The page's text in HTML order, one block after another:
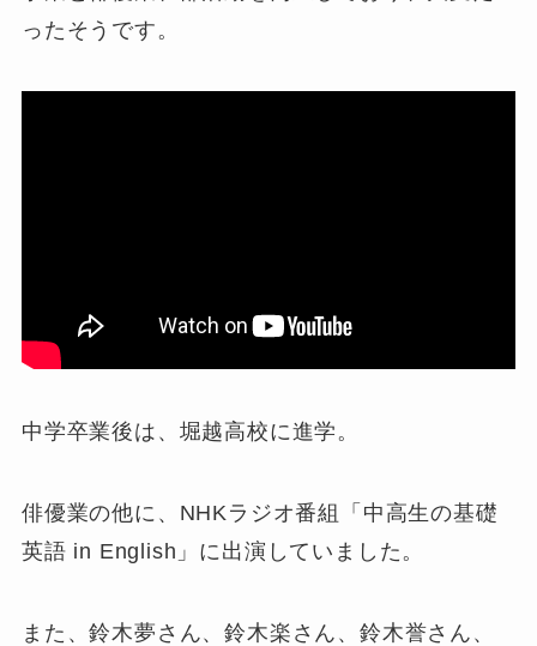
ったそうです。
中学卒業後は、堀越高校に進学。
俳優業の他に、NHKラジオ番組「中高生の基礎
英語 in English」に出演していました。
また、鈴木夢さん、鈴木楽さん、鈴木誉さん、